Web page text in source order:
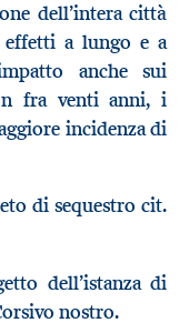
dell’intera città
effetti a lungo e a
anche sui
fra venti anni, i
incidenza di
di sequestro cit.
dell’istanza di
nostro.